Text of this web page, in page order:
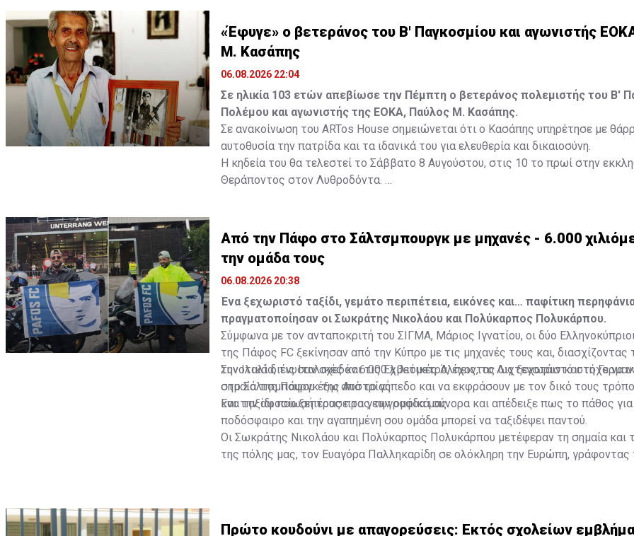
«Έφυγε» ο βετεράνος του Β' Παγκοσμίου και αγωνιστής
Μ. Κασάπης
06.08.2026 22:04
Σε ηλικία 103 ετών απεβίωσε την Πέμπτη ο βετεράνος πολεμιστής του Β'
Πολέμου και αγωνιστής της ΕΟΚΑ, Παύλος Μ. Κασάπης.
Σε ανακοίνωση του ARTos House σημειώνεται ότι ο Κασάπης υπηρέτησε με
αυτοθυσία την πατρίδα και τα ιδανικά του για ελευθερία και δικαιοσύνη.
Η κηδεία του θα τελεστεί το Σάββατο 8 Αυγούστου, στις 10 το πρωί στην
Θεράποντος στον Λυθροδόντα.
Από την Πάφο στο Σάλτσμπουργκ με μηχανές - 6.000
την ομάδα τους
06.08.2026 20:38
Ένα ξεχωριστό ταξίδι, γεμάτο περιπέτεια, εικόνες και… παφίτικη
πραγματοποίησαν οι Σωκράτης Νικολάου και Πολύκαρπος Πολυκάρπου.
Σύμφωνα με τον ανταποκριτή του ΣΙΓΜΑ, Μάριος Ιγνατίου, οι δύο
της Πάφος FC ξεκίνησαν από την Κύπρο με τις μηχανές τους και, διασχίζοντας
την Ιταλία, τις Ιταλικές και τις Ελβετικές Άλπεις, το Λιχτενστάιν και τη
στο Σάλτσμπουργκ της Αυστρίας.
Συνολικά διένυσαν σχεδόν 6.000 χιλιόμετρα, έχοντας ως ξεχωριστό στόχο να
σημαία της Πάφου έξω από το γήπεδο και να εκφράσουν με τον δικό τους
και την αφοσίωσή τους προς την ομάδα μας.
Ένα ταξίδι που ξεπέρασε τα γεωγραφικά σύνορα και απέδειξε πως το πάθος
ποδόσφαιρο και την αγαπημένη σου ομάδα μπορεί να ταξιδέψει παντού.
Οι Σωκράτης Νικολάου και Πολύκαρπος Πολυκάρπου μετέφεραν τη σημαία και
της πόλης μας, τον Ευαγόρα Παλληκαρίδη σε ολόκληρη την Ευρώπη, γράφοντας
Πρώτο κουδούνι με απαγορεύσεις: Εκτός σχολείων